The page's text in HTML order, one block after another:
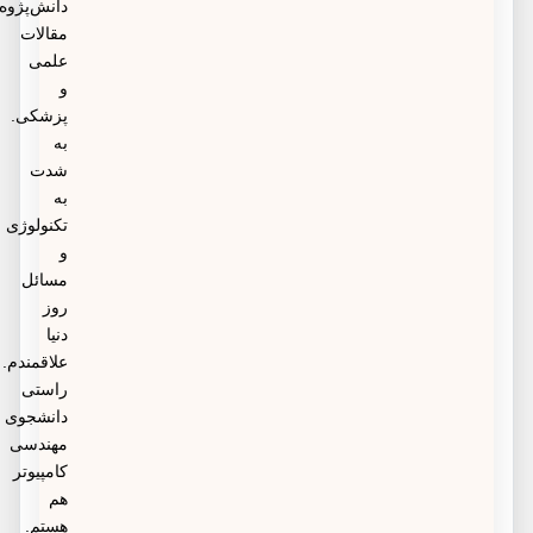
دانش‌پژوه
مقالات
علمی
پزشکی.
شدت
تکنولوژی
مسائل
علاقمندم.
راستی
دانشجوی
مهندسی
کامپیوتر
هستم.